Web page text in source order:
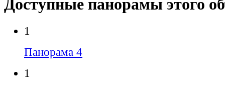
Доступные панорамы этого
1
Панорама 4
1